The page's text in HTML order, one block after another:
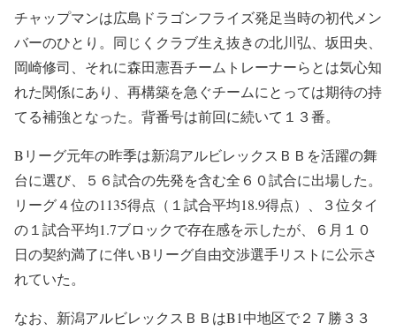
チャップマンは広島ドラゴンフライズ発足当時の初代メン
バーのひとり。同じくクラブ生え抜きの北川弘、坂田央、
岡崎修司、それに森田憲吾チームトレーナーらとは気心知
れた関係にあり、再構築を急ぐチームにとっては期待の持
てる補強となった。背番号は前回に続いて１３番。
Bリーグ元年の昨季は新潟アルビレックスＢＢを活躍の舞
台に選び、５６試合の先発を含む全６０試合に出場した。
リーグ４位の1135得点（１試合平均18.9得点）、３位タイ
の１試合平均1.7ブロックで存在感を示したが、６月１０
日の契約満了に伴いBリーグ自由交渉選手リストに公示さ
れていた。
なお、新潟アルビレックスＢＢはB1中地区で２７勝３３